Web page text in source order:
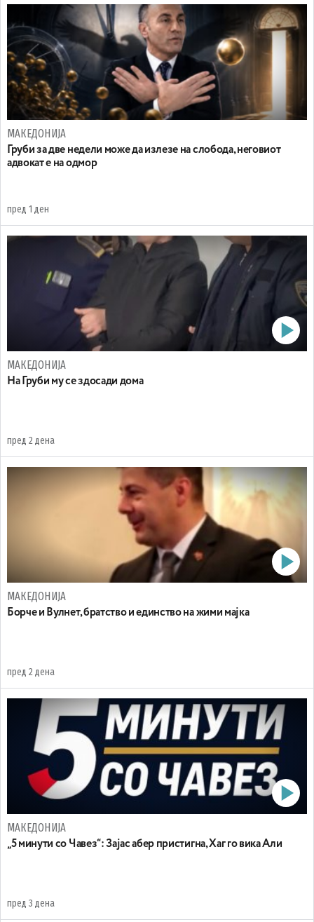
МАКЕДОНИЈА
Груби за две недели може да излезе на слобода, неговиот
адвокат е на одмор
пред 1 ден
МАКЕДОНИЈА
На Груби му се здосади дома
пред 2 дена
МАКЕДОНИЈА
Борче и Вулнет, братство и единство на жими мајка
пред 2 дена
МАКЕДОНИЈА
„5 минути со Чавез“: Зајас абер пристигна, Хаг го вика Али
пред 3 дена